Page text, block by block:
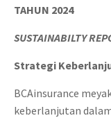
TAHUN 2024
SUSTAINABILTY
Strategi
BCAinsurance
keberlanjutan